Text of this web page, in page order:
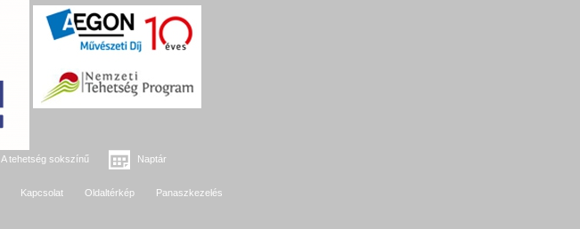
A tehetség sokszínű Naptár
Kapcsolat Oldaltérkép Panaszkezelés